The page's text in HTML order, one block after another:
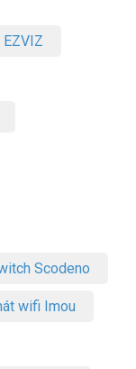
EZVIZ
Scodeno
wifi Imou